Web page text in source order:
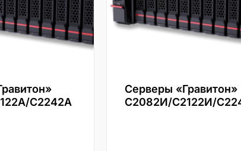
С2242А
Серверы «Гравитон»
С2082И/С2122И/